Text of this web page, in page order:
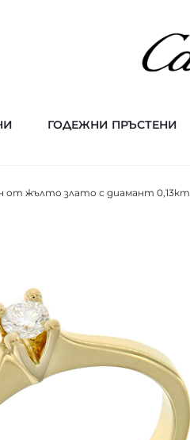
ГОДЕЖНИ ПРЪСТЕНИ
от жълто злато с диамант 0,13кт